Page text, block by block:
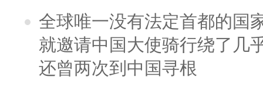
全球唯一没有法定首都的国
就邀请中国大使骑行绕了几
还曾两次到中国寻根